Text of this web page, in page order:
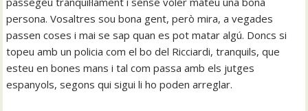
persona. Vosaltres sou bona gent, però mira, a vegades
passen coses i mai se sap quan es pot matar algú. Doncs si
topeu amb un policia com el bo del Ricciardi, tranquils, que
esteu en bones mans i tal com passa amb els jutges
espanyols, segons qui sigui li ho poden arreglar.